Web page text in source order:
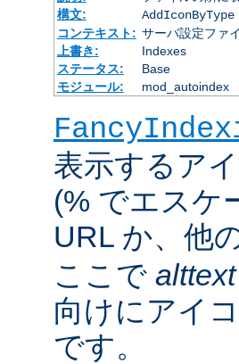
構文:
AddIconByType
コンテキスト: サーバ設定ファ
上書き:
Indexes
ステータス:
Base
モジュール:
mod_autoindex
表示するア
(% でエスケ
URL か、他
ここで alttext
向けにアイ
です。